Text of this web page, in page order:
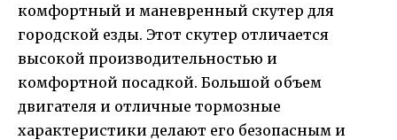
комфортный и маневренный скутер для
городской езды. Этот скутер отличается
высокой производительностью и
комфортной посадкой. Большой объем
двигателя и отличные тормозные
характеристики делают его безопасным и